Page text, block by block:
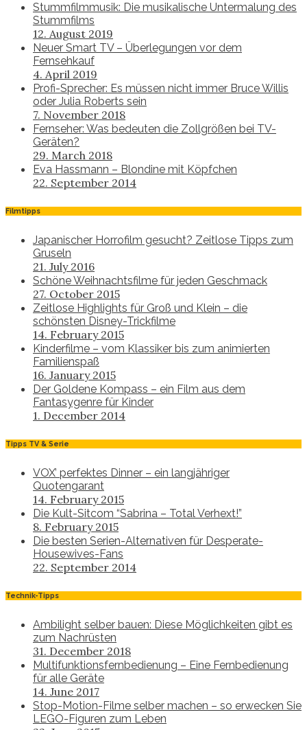
Stummfilmmusik: Die musikalische Untermalung des
Stummfilms
12. August 2019
Neuer Smart TV – Überlegungen vor dem
Fernsehkauf
4. April 2019
Profi-Sprecher: Es müssen nicht immer Bruce Willis
oder Julia Roberts sein
7. November 2018
Fernseher: Was bedeuten die Zollgrößen bei TV-
Geräten?
29. March 2018
Eva Hassmann – Blondine mit Köpfchen
22. September 2014
Filmtipps
Japanischer Horrofilm gesucht? Zeitlose Tipps zum
Gruseln
21. July 2016
Schöne Weihnachtsfilme für jeden Geschmack
27. October 2015
Zeitlose Highlights für Groß und Klein – die
schönsten Disney-Trickfilme
14. February 2015
Kinderfilme – vom Klassiker bis zum animierten
Familienspaß
16. January 2015
Der Goldene Kompass – ein Film aus dem
Fantasygenre für Kinder
1. December 2014
Tipps TV & Serie
VOX’ perfektes Dinner – ein langjähriger
Quotengarant
14. February 2015
Die Kult-Sitcom “Sabrina – Total Verhext!”
8. February 2015
Die besten Serien-Alternativen für Desperate-
Housewives-Fans
22. September 2014
Technik-Tipps
Ambilight selber bauen: Diese Möglichkeiten gibt es
zum Nachrüsten
31. December 2018
Multifunktionsfernbedienung – Eine Fernbedienung
für alle Geräte
14. June 2017
Stop-Motion-Filme selber machen – so erwecken Sie
LEGO-Figuren zum Leben